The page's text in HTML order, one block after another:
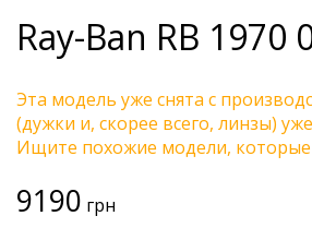
Ray-Ban RB 1970
Эта модель уже снята с
(дужки и, скорее всего, линзы)
Ищите похожие модели, которые
9190 грн